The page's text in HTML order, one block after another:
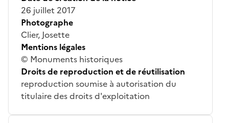
26 juillet 2017
Photographe
Clier, Josette
Mentions légales
© Monuments historiques
Droits de reproduction et de réutilisation
reproduction soumise à autorisation du
titulaire des droits d'exploitation